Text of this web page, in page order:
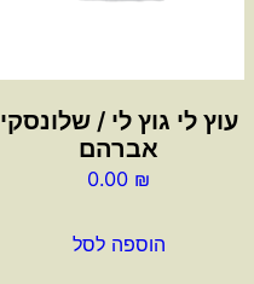
עוץ לי גוץ לי / שלונסקי
אברהם
0.00 ₪
הוספה לסל